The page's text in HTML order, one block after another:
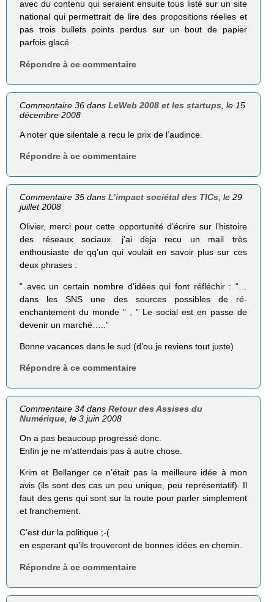
avec du contenu qui seraient ensuite tous listé sur un site
national qui permettrait de lire des propositions réelles et
pas trois bullets points perdus sur un bout de papier
parfois glacé.
Répondre à ce commentaire
Commentaire 36 dansLeWeb 2008 et les startups , le 15
décembre 2008
A noter que silentale a recu le prix de l’audince.
Répondre à ce commentaire
Commentaire 35 dansL’impact sociétal des TICs , le 29
juillet 2008
Olivier, merci pour cette opportunité d’écrire sur l’histoire
des réseaux sociaux. j’ai deja recu un mail très
enthousiaste de qq’un qui voulait en savoir plus sur ces
deux phrases :
” avec un certain nombre d’idées qui font réfléchir : “…
dans les SNS une des sources possibles de ré-
enchantement du monde ” , ” Le social est en passe de
devenir un marché…..”
Bonne vacances dans le sud (d’ou je reviens tout juste)
Répondre à ce commentaire
Commentaire 34 dansRetour des Assises du
Numérique, le 3 juin 2008
On a pas beaucoup progressé donc.
Enfin je ne m’attendais pas à autre chose.
Krim et Bellanger ce n’était pas la meilleure idée à mon
avis (ils sont des cas un peu unique, peu représentatif). Il
faut des gens qui sont sur la route pour parler simplement
et franchement.
C’est dur la politique ;-(
en esperant qu’ils trouveront de bonnes idées en chemin.
Répondre à ce commentaire